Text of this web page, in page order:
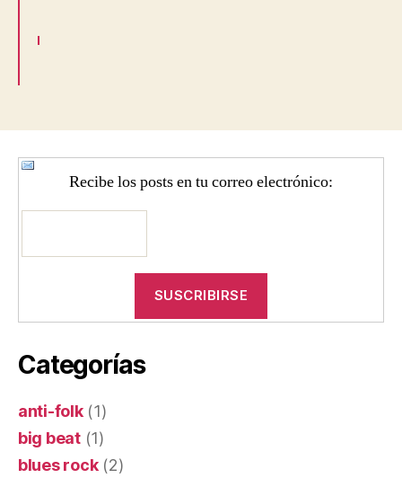
Recibe los posts en tu correo electrónico:
Categorías
anti-folk(1)
big beat(1)
blues rock(2)